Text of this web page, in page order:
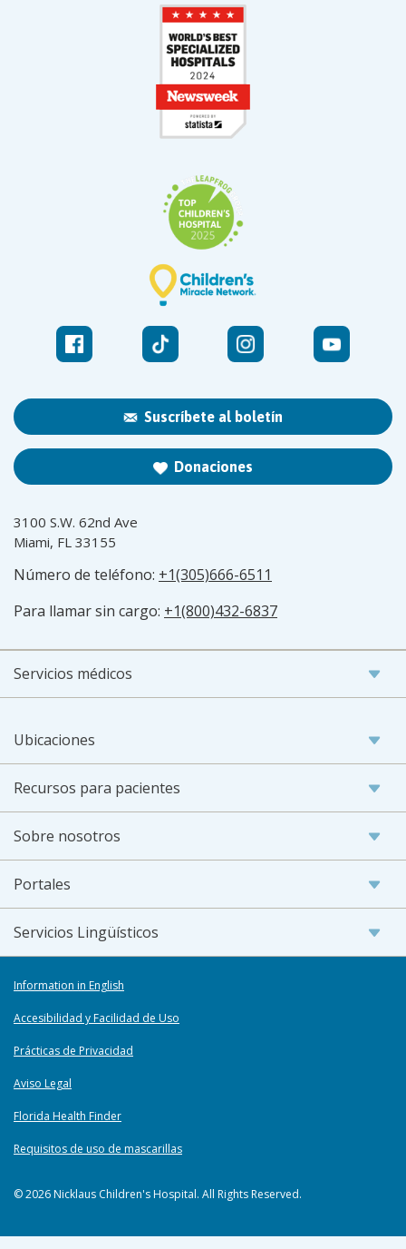
Suscríbete al boletín
Donaciones
3100 S.W. 62nd Ave
Miami, FL 33155
Número de teléfono: +1(305)666-6511
Para llamar sin cargo: +1(800)432-6837
Servicios médicos
Ubicaciones
Recursos para pacientes
Sobre nosotros
Portales
Servicios Lingüísticos
Information in English
Accesibilidad y Facilidad de Uso
Prácticas de Privacidad
Aviso Legal
Florida Health Finder
Requisitos de uso de mascarillas
© 2026 Nicklaus Children's Hospital. All Rights Reserved.